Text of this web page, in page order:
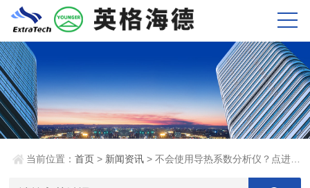
当前位置：首页 > 新闻资讯 > 不会使用导热系数分析仪？点进来照着做